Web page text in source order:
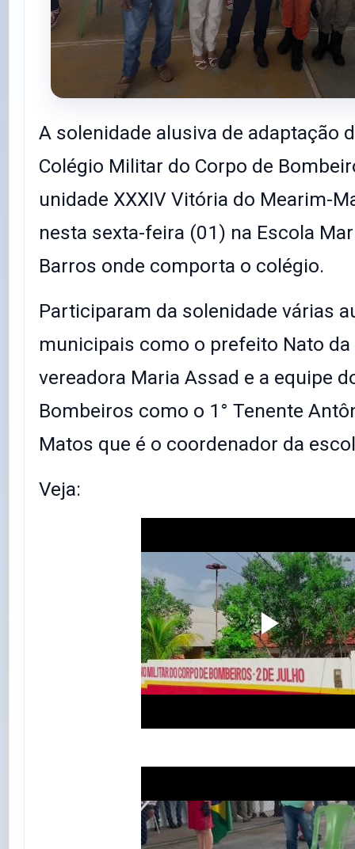
A solenidade alusiva de adaptação
Colégio Militar do Corpo de
unidade XXXIV Vitória do Mearim-
nesta sexta-feira (01) na Escola
Barros onde comporta o colégio.
Participaram da solenidade várias
municipais como o prefeito Nato da
vereadora Maria Assad e a equipe
Bombeiros como o 1° Tenente
Matos que é o coordenador da
Veja: